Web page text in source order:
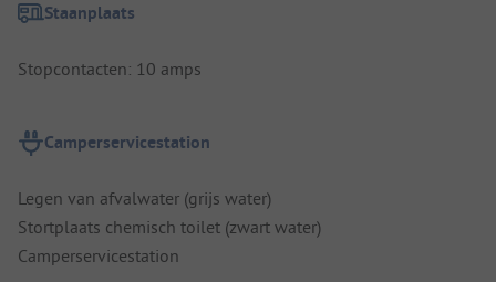
Staanplaats
Stopcontacten: 10 amps
Camperservicestation
Legen van afvalwater (grijs water)
Stortplaats chemisch toilet (zwart water)
Camperservicestation